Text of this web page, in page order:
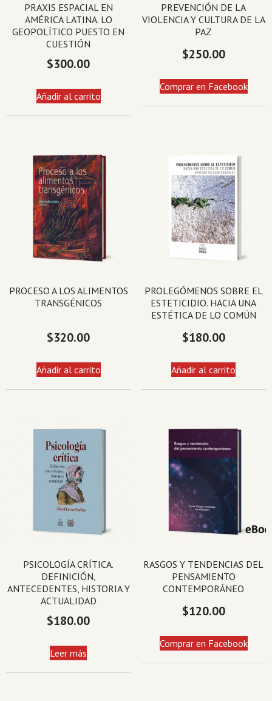
PRAXIS ESPACIAL EN
AMÉRICA LATINA. LO
GEOPOLÍTICO PUESTO EN
CUESTIÓN
$300.00
Añadir al carrito
PREVENCIÓN DE LA
VIOLENCIA Y CULTURA DE LA
PAZ
$250.00
Comprar en Facebook
PROCESO A LOS ALIMENTOS
TRANSGÉNICOS
$320.00
Añadir al carrito
PROLEGÓMENOS SOBRE EL
ESTETICIDIO. HACIA UNA
ESTÉTICA DE LO COMÚN
$180.00
Añadir al carrito
PSICOLOGÍA CRÍTICA.
DEFINICIÓN,
ANTECEDENTES, HISTORIA Y
ACTUALIDAD
$180.00
Leer más
RASGOS Y TENDENCIAS DEL
PENSAMIENTO
CONTEMPORÁNEO
$120.00
Comprar en Facebook